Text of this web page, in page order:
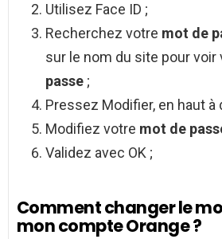
Utilisez Face ID ;
Recherchez votre mot de
sur le nom du site pour voir
passe ;
Pressez Modifier, en haut à
Modifiez votre mot de
Validez avec OK ;
Comment changer le
mon compte Orange ?